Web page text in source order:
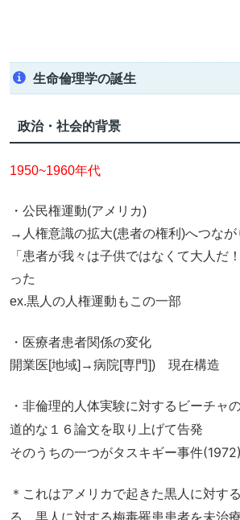
生命倫理学の誕生
政治・社会的背景
1950~1960年代
・公民権運動(アメリカ)
→人権意識の拡大(患者の権利)へつなが
「患者が我々は子供ではなくて大人だ
った
ex.黒人の人権運動もこの一部
・医療者患者関係の変化
開業医[地域]→病院[専門]) 現在構造
・非倫理的人体実験に対するビーチャ
道的な１６論文を取り上げて告発
そのうちの一つがタスキギー事件
＊これはアメリカで起きた黒人に対す